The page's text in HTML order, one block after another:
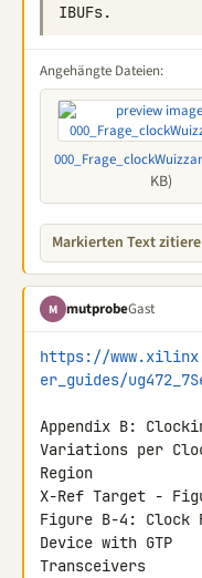
IBUFs.
Angehängte Dateien:
KB)
Markierten Text
M mutprobeGast
https://
er_guides/
Appendix B:
Variations per
Region
X-Ref Target -
Figure B-4: Clock
Device with GTP
Transceivers